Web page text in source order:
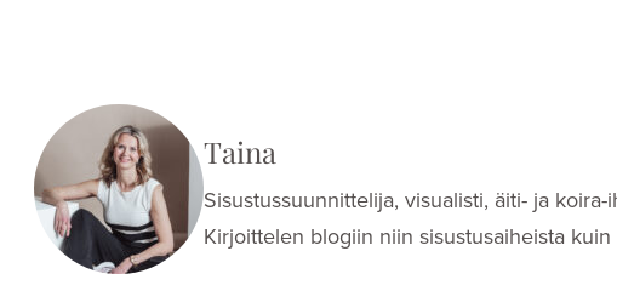
Taina
Sisustussuunnittelija, visualisti, äiti- ja
Kirjoittelen blogiin niin sisustusaiheista